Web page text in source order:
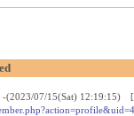
-(2023/07/15(Sat) 12:19:15)